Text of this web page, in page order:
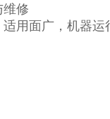
维修
用面广，机器运